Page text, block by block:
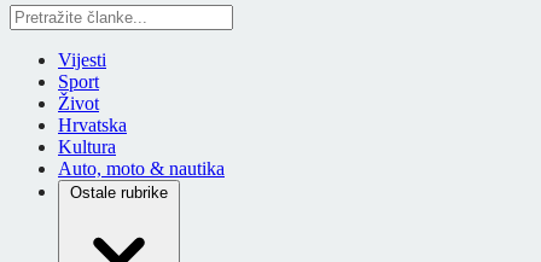
Vijesti
Sport
Život
Hrvatska
Kultura
Auto, moto & nautika
Ostale rubrike